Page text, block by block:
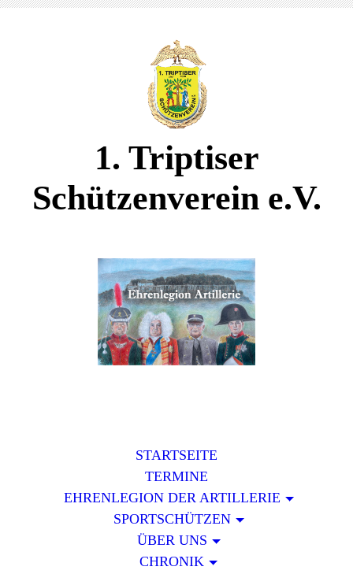
1. Triptiser
Schützenverein e.V.
STARTSEITE
TERMINE
EHRENLEGION DER ARTILLERIE
SPORTSCHÜTZEN
ÜBER UNS
CHRONIK